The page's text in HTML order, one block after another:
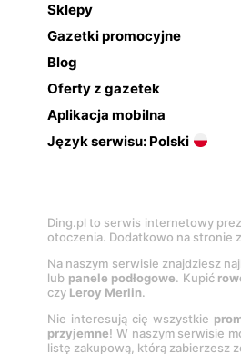
Sklepy
Gazetki promocyjne
Blog
Oferty z gazetek
Aplikacja mobilna
Język serwisu: Polski
Ding.pl to serwis internetowy
otoczenia. Dodatkowo na stronie
Na naszym serwisie znajdziesz
lub panele podłogowe. Kupić
czy Leroy Merlin.
Nie interesują cię wszystkie
przyjemne! W naszym serwisie
listę zakupową, którą zabierzesz